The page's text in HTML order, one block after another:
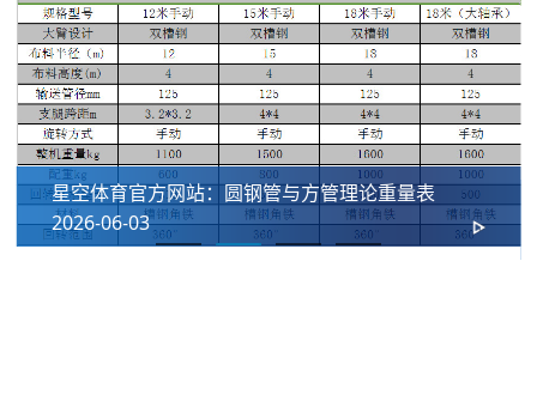
星空体育官方网站：圆钢管与方管理论重量表
2026-06-03